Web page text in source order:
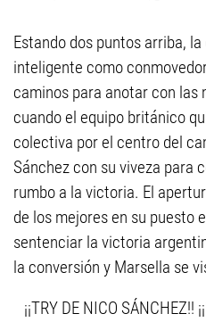
Estando dos puntos arriba,
inteligente como
caminos para anotar con las
cuando el equipo británico
colectiva por el centro del
Sánchez con su viveza para
rumbo a la victoria. El
de los mejores en su puesto
sentenciar la victoria
la conversión y Marsella se
¡¡TRY DE NICO SÁNCHEZ!!